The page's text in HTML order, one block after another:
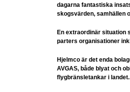
dagarna fantastiska
skogsvärden, samhällen
En extraordinär situation
parters organisationer
Hjelmco är det enda
AVGAS, både blyat och
flygbränsletankar i